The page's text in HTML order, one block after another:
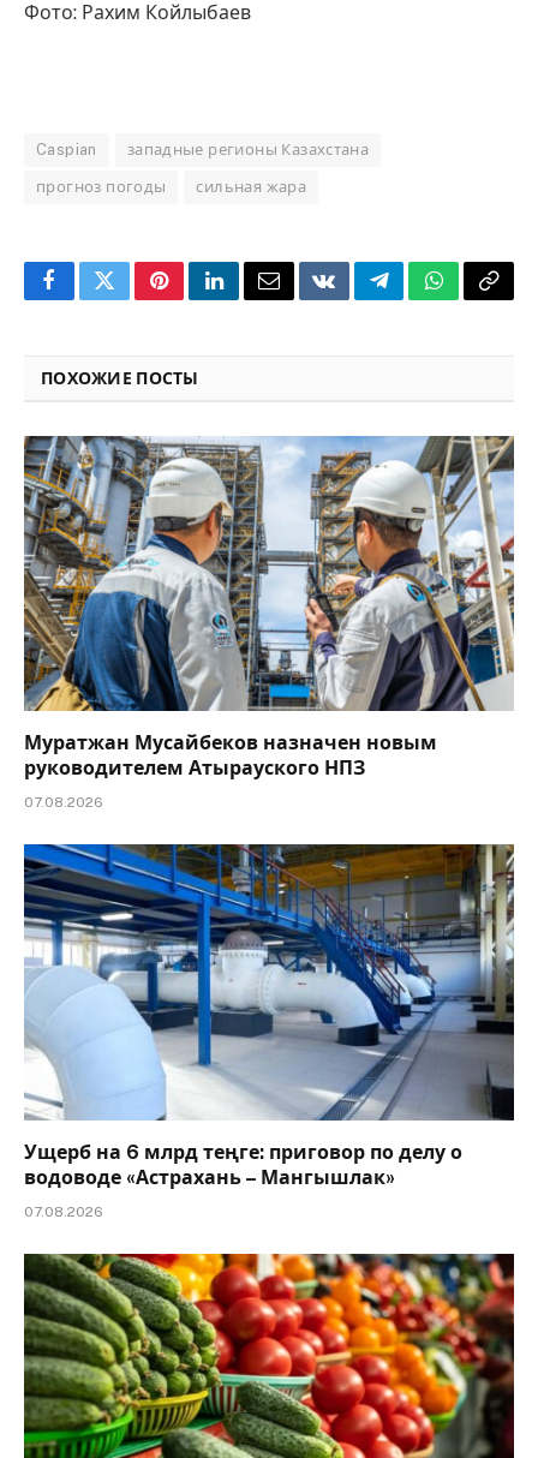
Фото: Рахим Койлыбаев
Caspian западные регионы Казахстана
прогноз погоды сильная жара
FacebookTwitterPinterestLinkedInEmailVKontakteTelegramWhatsApp
Copy
ПОХОЖИЕ ПОСТЫ
Муратжан Мусайбеков назначен новым
руководителем Атырауского НПЗ
07.08.2026
Ущерб на 6 млрд теңге: приговор по делу о
водоводе «Астрахань – Мангышлак»
07.08.2026